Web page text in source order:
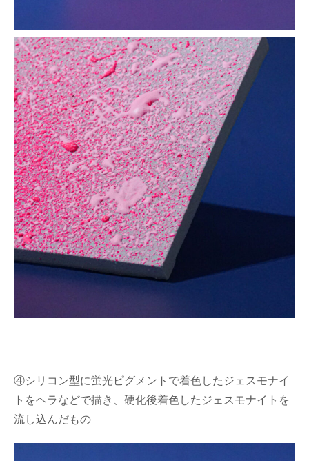
④シリコン型に蛍光ピグメントで着色したジェスモナイ
トをヘラなどで描き、硬化後着色したジェスモナイトを
流し込んだもの